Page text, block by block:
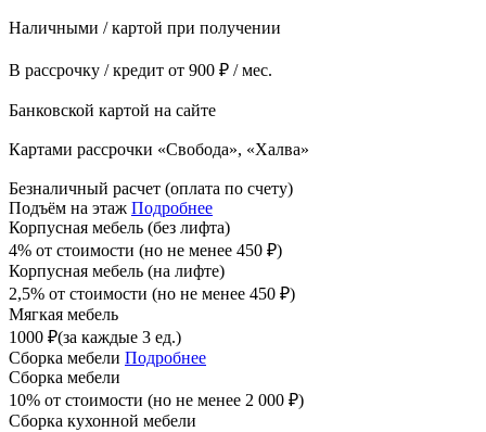
Наличными / картой при получении
В рассрочку / кредит от 900 ₽ / мес.
Банковской картой на сайте
Картами рассрочки «Свобода», «Халва»
Безналичный расчет (оплата по счету)
Подъём на этаж Подробнее
Корпусная мебель (без лифта)
4% от стоимости (но не менее 450 ₽)
Корпусная мебель (на лифте)
2,5% от стоимости (но не менее 450 ₽)
Мягкая мебель
1000 ₽(за каждые 3 ед.)
Сборка мебели Подробнее
Сборка мебели
10% от стоимости (но не менее 2 000 ₽)
Сборка кухонной мебели